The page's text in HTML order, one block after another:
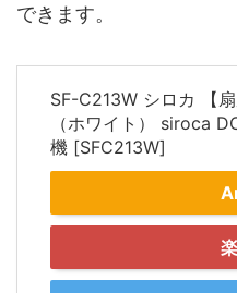
できます。
SF-C213W シロカ 【
（ホワイト） siroca
機 [SFC213W]